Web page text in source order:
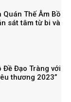
Quán Thế Âm Bồ
sát tâm từ bi và
Đề Đạo Tràng với
thương 2023”